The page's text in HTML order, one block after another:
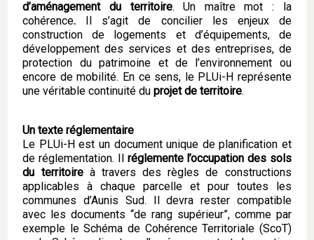
d’aménagement du territoire. Un maître mot : la
cohérence. Il s’agit de concilier les enjeux de
construction de logements et d’équipements, de
développement des services et des entreprises, de
protection du patrimoine et de l’environnement ou
encore de mobilité. En ce sens, le PLUi-H représente
une véritable continuité duprojet de territoire.
Un texte réglementaire
Le PLUi-H est un document unique de planification et
de réglementation. Il réglemente l’occupation des sols
du territoireà travers des règles de constructions
applicables à chaque parcelle et pour toutes les
communes d’Aunis Sud. Il devra rester compatible
avec les documents “de rang supérieur”, comme par
exemple le Schéma de Cohérence Territoriale (ScoT)